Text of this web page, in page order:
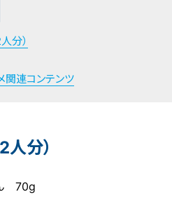
分）
関連コンテンツ
人分）
70g